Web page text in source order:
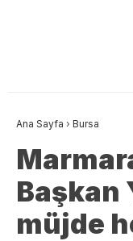
Ana Sayfa › Bursa
Başkan
müjde